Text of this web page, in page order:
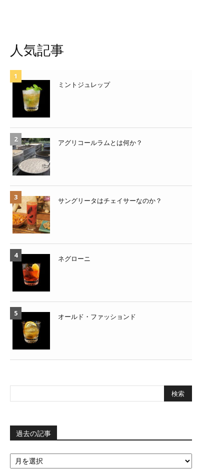
人気記事
ミントジュレップ
アグリコールラムとは何か？
サングリータはチェイサーなのか？
ネグローニ
オールド・ファッションド
過去の記事
過
去